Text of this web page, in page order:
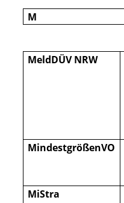
M
MeldDÜV NRW
MindestgrößenVO
MiStra